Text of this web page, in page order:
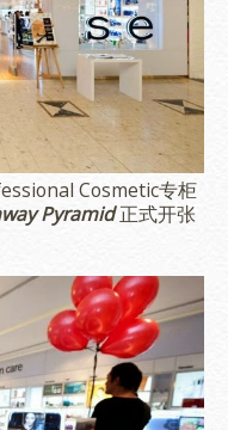
Cosmetic专柜
Pyramid 正式开张